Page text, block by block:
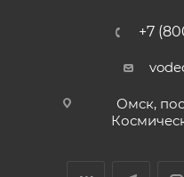
+7
Омск,